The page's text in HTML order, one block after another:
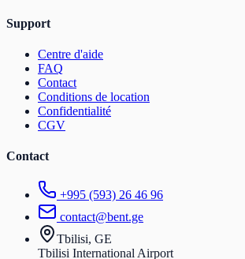
Support
Centre d'aide
FAQ
Contact
Conditions de location
Confidentialité
CGV
Contact
+995 (593) 26 46 96
contact@bent.ge
Tbilisi, GE
Tbilisi International Airport